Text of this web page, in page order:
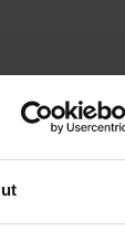
Hotel &
Gozo